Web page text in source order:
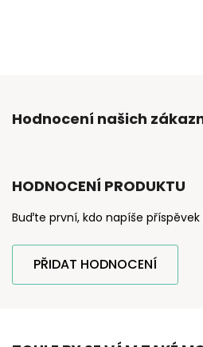
Hodnocení našich
HODNOCENÍ PRODUKTU
Buďte první, kdo napíše
PŘIDAT HODNOCENÍ